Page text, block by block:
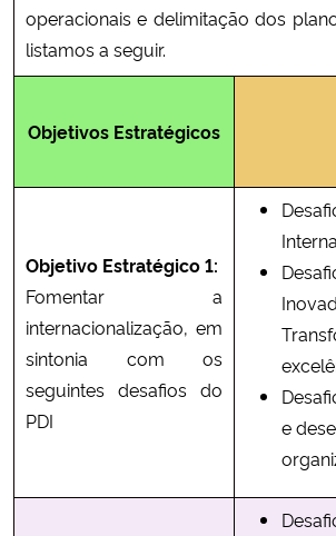
operacionais e delimitação dos
listamos a seguir.
Objetivos Estratégicos
Objetivo Estratégico 1:
Fomentar a
internacionalização, em
sintonia com os
seguintes desafios do
PDI
e